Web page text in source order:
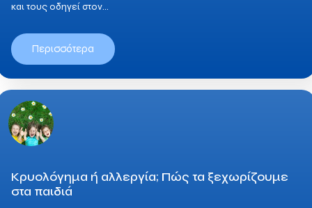
και τους οδηγεί στον…
Περισσότερα
Κρυολόγημα ή αλλεργία; Πώς τα ξεχωρίζουμε
στα παιδιά